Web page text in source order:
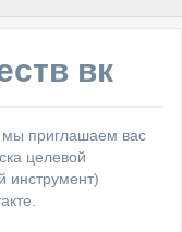
вк
приглашаем вас
целевой
инструмент)